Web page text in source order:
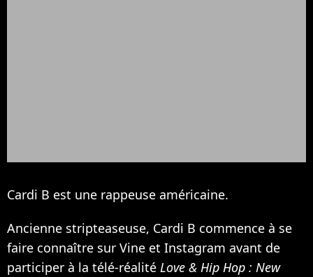
Cardi B est une rappeuse américaine.
Ancienne stripteaseuse, Cardi B commence à se
faire connaître sur Vine et Instagram avant de
participer à la télé-réalité Love & Hip Hop : New